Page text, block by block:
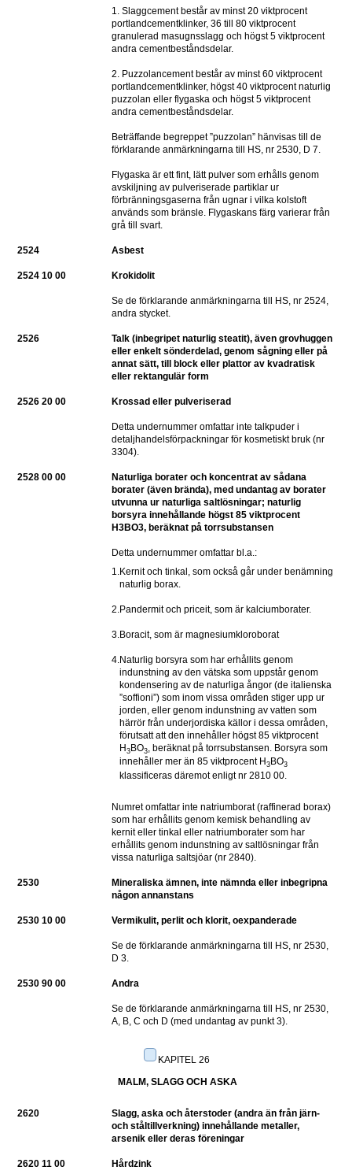
1. Slaggcement består av minst 20 viktprocent
portlandcementklinker, 36 till 80 viktprocent
granulerad masugnsslagg och högst 5 viktprocent
andra cementbeståndsdelar.
2. Puzzolancement består av minst 60 viktprocent
portlandcementklinker, högst 40 viktprocent naturlig
puzzolan eller flygaska och högst 5 viktprocent
andra cementbeståndsdelar.
Beträffande begreppet ”puzzolan” hänvisas till de
förklarande anmärkningarna till HS, nr 2530, D 7.
Flygaska är ett fint, lätt pulver som erhålls genom
avskiljning av pulveriserade partiklar ur
förbränningsgaserna från ugnar i vilka kolstoft
används som bränsle. Flygaskans färg varierar från
grå till svart.
2524 Asbest
2524 10 00 Krokidolit
Se de förklarande anmärkningarna till HS, nr 2524,
andra stycket.
2526
Talk (inbegripet naturlig steatit), även grovhuggen
eller enkelt sönderdelad, genom sågning eller på
annat sätt, till block eller plattor av kvadratisk
eller rektangulär form
2526 20 00 Krossad eller pulveriserad
Detta undernummer omfattar inte talkpuder i
detaljhandelsförpackningar för kosmetiskt bruk (nr
3304).
2528 00 00
Naturliga borater och koncentrat av sådana
borater (även brända), med undantag av borater
utvunna ur naturliga saltlösningar; naturlig
borsyra innehållande högst 85 viktprocent
H3BO3, beräknat på torrsubstansen
Detta undernummer omfattar bl.a.:
1.Kernit och tinkal, som också går under benämning
naturlig borax.
2.Pandermit och priceit, som är kalciumborater.
3.
4.
Boracit, som är magnesiumkloroborat
Naturlig borsyra som har erhållits genom
indunstning av den vätska som uppstår genom
kondensering av de naturliga ångor (de italienska
”soffioni”) som inom vissa områden stiger upp ur
jorden, eller genom indunstning av vatten som
härrör från underjordiska källor i dessa områden,
förutsatt att den innehåller högst 85 viktprocent
H3BO3, beräknat på torrsubstansen. Borsyra som
innehåller mer än 85 viktprocent H3 BO3
klassificeras däremot enligt nr 2810 00.
Numret omfattar inte natriumborat (raffinerad borax)
som har erhållits genom kemisk behandling av
kernit eller tinkal eller natriumborater som har
erhållits genom indunstning av saltlösningar från
vissa naturliga saltsjöar (nr 2840).
2530
Mineraliska ämnen, inte nämnda eller inbegripna
någon annanstans
2530 10 00 Vermikulit, perlit och klorit, oexpanderade
Se de förklarande anmärkningarna till HS, nr 2530,
D 3.
2530 90 00 Andra
Se de förklarande anmärkningarna till HS, nr 2530,
A, B, C och D (med undantag av punkt 3).
KAPITEL 26
MALM, SLAGG OCH ASKA
2620
Slagg, aska och återstoder (andra än från järn-
och ståltillverkning) innehållande metaller,
arsenik eller deras föreningar
2620 11 00 Hårdzink